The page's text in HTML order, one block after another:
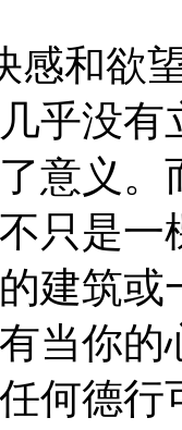
和欲望
乎没
意义。
只是一
建筑或
当你
何德